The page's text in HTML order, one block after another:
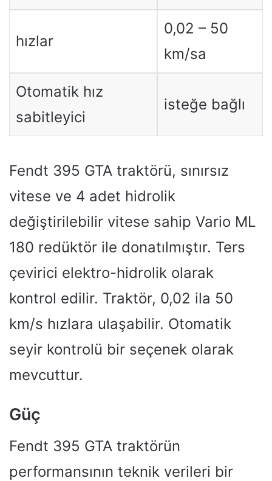
hızlar
0,02 – 50
km/sa
Otomatik hız
sabitleyici
isteğe bağlı
Fendt 395 GTA traktörü, sınırsız
vitese ve 4 adet hidrolik
değiştirilebilir vitese sahip Vario ML
180 redüktör ile donatılmıştır. Ters
çevirici elektro-hidrolik olarak
kontrol edilir. Traktör, 0,02 ila 50
km/s hızlara ulaşabilir. Otomatik
seyir kontrolü bir seçenek olarak
mevcuttur.
Güç
Fendt 395 GTA traktörün
performansının teknik verileri bir